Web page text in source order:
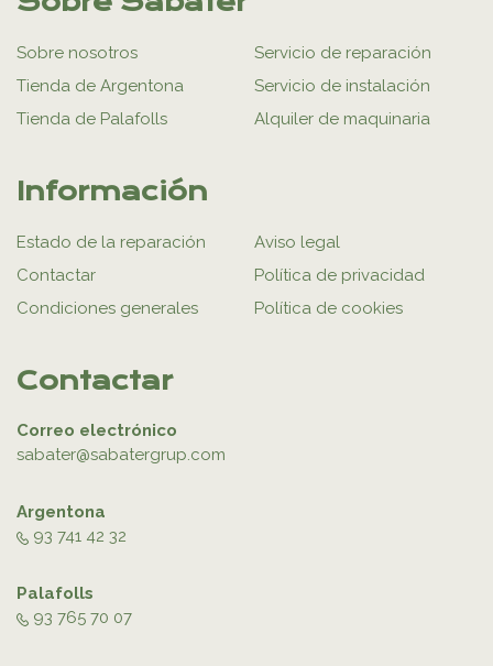
Sobre nosotros
Tienda de Argentona
Tienda de Palafolls
Servicio de reparación
Servicio de instalación
Alquiler de maquinaria
Información
Estado de la reparación
Contactar
Condiciones generales
Aviso legal
Política de privacidad
Política de cookies
Contactar
Correo electrónico
sabater@sabatergrup.com
Argentona
93 741 42 32
Palafolls
93 765 70 07